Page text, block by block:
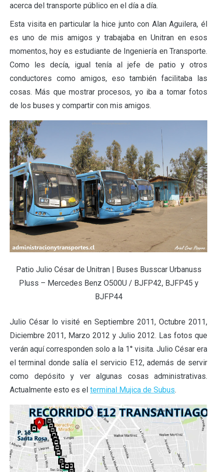
acerca del transporte público en el día a día.
Esta visita en particular la hice junto con Alan Aguilera, él
es uno de mis amigos y trabajaba en Unitran en esos
momentos, hoy es estudiante de Ingeniería en Transporte.
Como les decía, igual tenía al jefe de patio y otros
conductores como amigos, eso también facilitaba las
cosas. Más que mostrar procesos, yo iba a tomar fotos
de los buses y compartir con mis amigos.
Patio Julio César de Unitran | Buses Busscar Urbanuss
Pluss – Mercedes Benz O500U / BJFP42, BJFP45 y
BJFP44
Julio César lo visité en Septiembre 2011, Octubre 2011,
Diciembre 2011, Marzo 2012 y Julio 2012. Las fotos que
verán aquí corresponden solo a la 1° visita. Julio César era
el terminal donde salía el servicio E12, además de servir
como depósito y ver algunas cosas administrativas.
Actualmente esto es el terminal Mujica de Subus.